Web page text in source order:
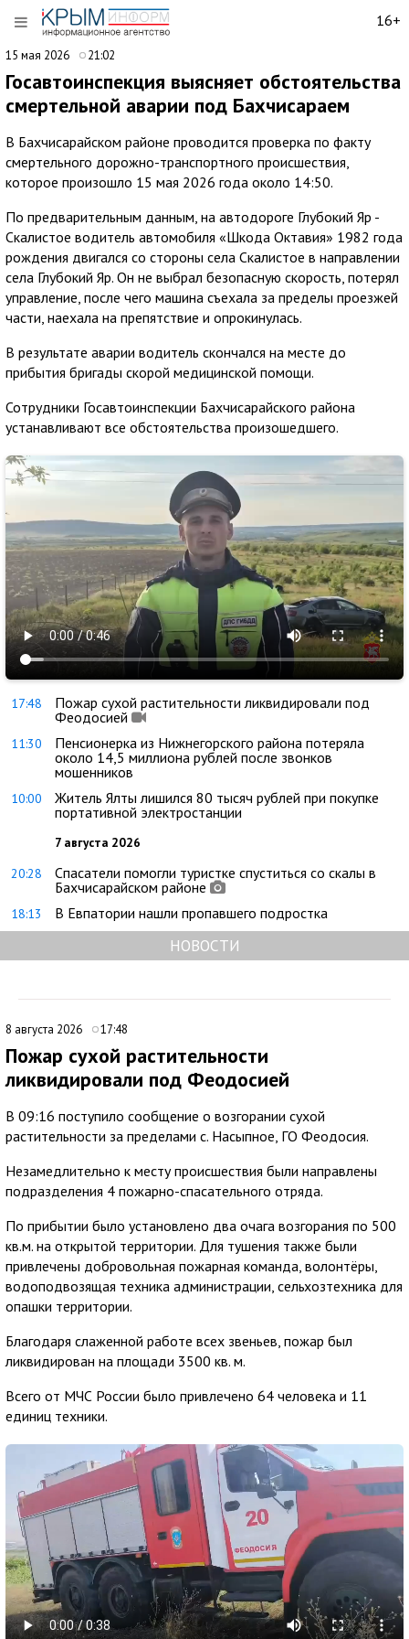
16+
15 мая 2026 21:02
Госавтоинспекция выясняет обстоятельства
смертельной аварии под Бахчисараем
В Бахчисарайском районе проводится проверка по факту
смертельного дорожно-транспортного происшествия,
которое произошло 15 мая 2026 года около 14:50.
По предварительным данным, на автодороге Глубокий Яр -
Скалистое водитель автомобиля «Шкода Октавия» 1982 года
рождения двигался со стороны села Скалистое в направлении
села Глубокий Яр. Он не выбрал безопасную скорость, потерял
управление, после чего машина съехала за пределы проезжей
части, наехала на препятствие и опрокинулась.
В результате аварии водитель скончался на месте до
прибытия бригады скорой медицинской помощи.
Сотрудники Госавтоинспекции Бахчисарайского района
устанавливают все обстоятельства произошедшего.
17:48
Пожар сухой растительности ликвидировали под
Феодосией
11:30
Пенсионерка из Нижнегорского района потеряла
около 14,5 миллиона рублей после звонков
мошенников
10:00
Житель Ялты лишился 80 тысяч рублей при покупке
портативной электростанции
7 августа 2026
20:28
Спасатели помогли туристке спуститься со скалы в
Бахчисарайском районе
18:13 В Евпатории нашли пропавшего подростка
НОВОСТИ
8 августа 2026 17:48
Пожар сухой растительности
ликвидировали под Феодосией
В 09:16 поступило сообщение о возгорании сухой
растительности за пределами с. Насыпное, ГО Феодосия.
Незамедлительно к месту происшествия были направлены
подразделения 4 пожарно-спасательного отряда.
По прибытии было установлено два очага возгорания по 500
кв.м. на открытой территории. Для тушения также были
привлечены добровольная пожарная команда, волонтёры,
водоподвозящая техника администрации, сельхозтехника для
опашки территории.
Благодаря слаженной работе всех звеньев, пожар был
ликвидирован на площади 3500 кв. м.
Всего от МЧС России было привлечено 64 человека и 11
единиц техники.